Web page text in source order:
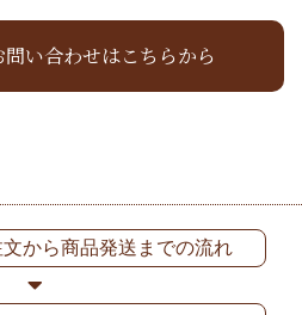
い合わせはこちらから
から商品発送までの流れ